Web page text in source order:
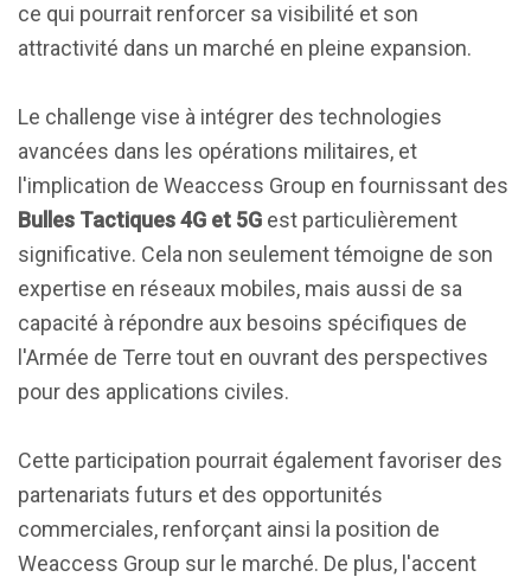
ce qui pourrait renforcer sa visibilité et son
attractivité dans un marché en pleine expansion.
Le challenge vise à intégrer des technologies
avancées dans les opérations militaires, et
l'implication de Weaccess Group en fournissant des
Bulles Tactiques 4G et 5G est particulièrement
significative. Cela non seulement témoigne de son
expertise en réseaux mobiles, mais aussi de sa
capacité à répondre aux besoins spécifiques de
l'Armée de Terre tout en ouvrant des perspectives
pour des applications civiles.
Cette participation pourrait également favoriser des
partenariats futurs et des opportunités
commerciales, renforçant ainsi la position de
Weaccess Group sur le marché. De plus, l'accent